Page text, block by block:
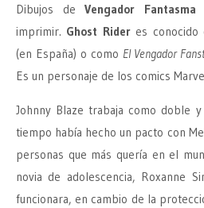
Dibujos deVengador
imprimir. Ghost Rideres conocido
(en España) o como El Vengador
Es un personaje de los comics
Johnny Blaze trabaja como doble
tiempo había hecho un pacto con
personas que más quería en el
novia de adolescencia, Roxanne
funcionara, en cambio de la